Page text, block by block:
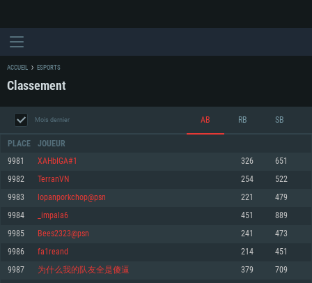
CONFIGURATION SYSTÈME REQUISE
Minimum
Minimum
Minimum
ACCUEIL ESPORTS
Classement
Mois dernier AB RB SB
PLACE JOUEUR
9981 XAHbIGA#1 326 651
9982 TerranVN 254 522
9983 lopanporkchop@psn 221 479
9984 _impala6 451 889
9985 Bees2323@psn 241 473
9986 fa1reand 214 451
9987 为什么我的队友全是傻逼 379 709